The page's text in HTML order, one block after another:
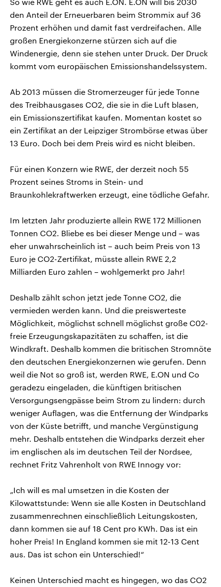
den Anteil der Erneuerbaren beim Strommix auf 36
Prozent erhöhen und damit fast verdreifachen. Alle
großen Energiekonzerne stürzen sich auf die
Windenergie, denn sie stehen unter Druck. Der Druck
kommt vom europäischen Emissionshandelssystem.
Ab 2013 müssen die Stromerzeuger für jede Tonne
des Treibhausgases CO2, die sie in die Luft blasen,
ein Emissionszertifikat kaufen. Momentan kostet so
ein Zertifikat an der Leipziger Strombörse etwas über
13 Euro. Doch bei dem Preis wird es nicht bleiben.
Für einen Konzern wie RWE, der derzeit noch 55
Prozent seines Stroms in Stein- und
Braunkohlekraftwerken erzeugt, eine tödliche Gefahr.
Im letzten Jahr produzierte allein RWE 172 Millionen
Tonnen CO2. Bliebe es bei dieser Menge und – was
eher unwahrscheinlich ist – auch beim Preis von 13
Euro je CO2-Zertifikat, müsste allein RWE 2,2
Milliarden Euro zahlen – wohlgemerkt pro Jahr!
Deshalb zählt schon jetzt jede Tonne CO2, die
vermieden werden kann. Und die preiswerteste
Möglichkeit, möglichst schnell möglichst große C02-
freie Erzeugungskapazitäten zu schaffen, ist die
Windkraft. Deshalb kommen die britischen Stromnöte
den deutschen Energiekonzernen wie gerufen. Denn
weil die Not so groß ist, werden RWE, E.ON und Co
geradezu eingeladen, die künftigen britischen
Versorgungsengpässe beim Strom zu lindern: durch
weniger Auflagen, was die Entfernung der Windparks
von der Küste betrifft, und manche Vergünstigung
mehr. Deshalb entstehen die Windparks derzeit eher
im englischen als im deutschen Teil der Nordsee,
rechnet Fritz Vahrenholt von RWE Innogy vor:
„Ich will es mal umsetzen in die Kosten der
Kilowattstunde: Wenn sie alle Kosten in Deutschland
zusammenrechnen einschließlich Leitungskosten,
dann kommen sie auf 18 Cent pro KWh. Das ist ein
hoher Preis! In England kommen sie mit 12-13 Cent
aus. Das ist schon ein Unterschied!“
Keinen Unterschied macht es hingegen, wo das CO2